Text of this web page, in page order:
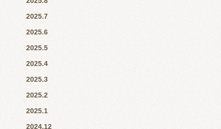
2025.7
2025.6
2025.5
2025.4
2025.3
2025.2
2025.1
2024.12